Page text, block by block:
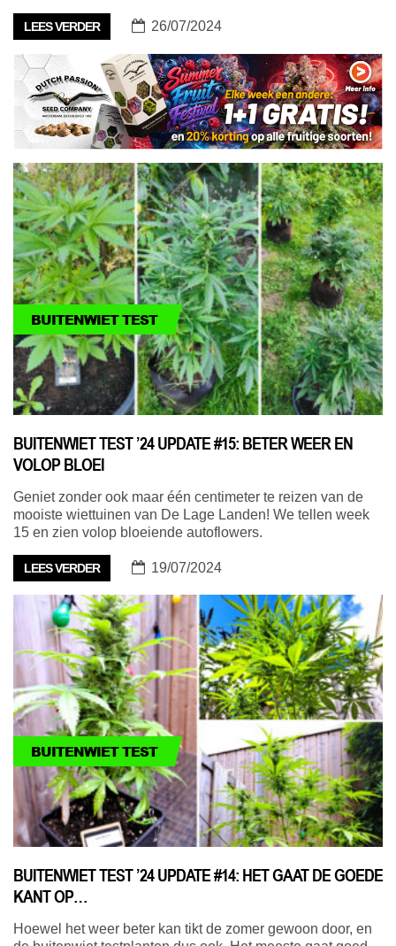
LEES VERDER 26/07/2024
BUITENWIET TEST
BUITENWIET TEST ’24 UPDATE #15: BETER WEER EN
VOLOP BLOEI
Geniet zonder ook maar één centimeter te reizen van de
mooiste wiettuinen van De Lage Landen! We tellen week
15 en zien volop bloeiende autoflowers.
LEES VERDER 19/07/2024
BUITENWIET TEST
BUITENWIET TEST ’24 UPDATE #14: HET GAAT DE GOEDE
KANT OP…
Hoewel het weer beter kan tikt de zomer gewoon door, en